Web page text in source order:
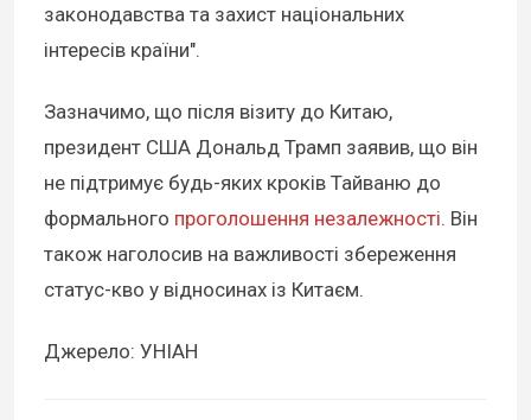
законодавства та захист національних
інтересів країни".
Зазначимо, що після візиту до Китаю,
президент США Дональд Трамп заявив, що він
не підтримує будь-яких кроків Тайваню до
формального проголошення незалежності. Він
також наголосив на важливості збереження
статус-кво у відносинах із Китаєм.
Джерело: УНІАН